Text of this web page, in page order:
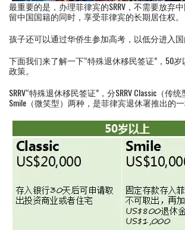
最重要的是，办理菲律宾的SRRV，不需要放弃
留中国国籍的同时，享受菲律宾的长期居住权。
孩子还可以通过华侨生参加高考，以低分进入国
下面我们来了解一下“特殊退休移民签证”，50
政策。
SRRV“特殊退休移民签证”，分SRRV Classic（传统
Smile（微笑型）两种，是菲律宾退休署推出的一